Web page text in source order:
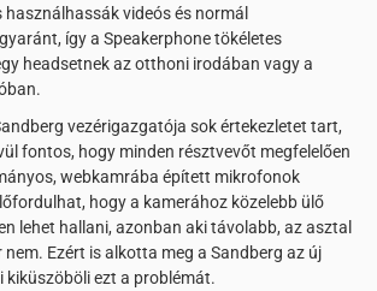
videós és normál
így a Speakerphone tökéletes
headsetnek az otthoni irodában vagy a
vezérigazgatója sok értekezletet tart,
fontos, hogy minden résztvevőt megfelelően
webkamrába épített mikrofonok
hogy a kamerához közelebb ülő
lehet hallani, azonban aki távolabb, az asztal
nem. Ezért is alkotta meg a Sandberg az új
kiküszöböli ezt a problémát.